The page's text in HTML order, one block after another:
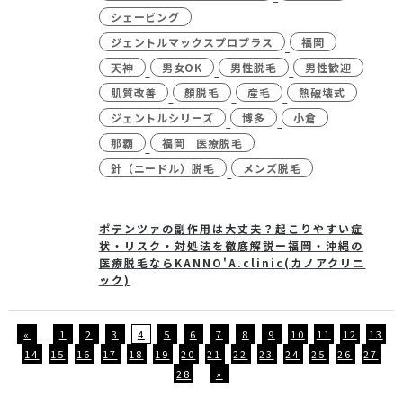
シェービング
ジェントルマックスプロプラス
福岡
天神
男女OK 男性脱毛
男性歓迎
肌質改善
顏脱毛 産毛
熱破壊式
ジェントルシリーズ
博多
小倉
那覇
福岡 医療脱毛
針（ニードル）脱毛
メンズ脱毛
ポテンツァの副作用は大丈夫？起こりやすい症
状・リスク・対処法を徹底解説ー福岡・沖縄の
医療脱毛ならKANNO'A.clinic(カノアクリニ
ック)
« 1 2 3 4 5 6 7 8 9 10 11 12
13
14
15 16 17 18 19 20 21 22 23 24 25 26
27
28
»